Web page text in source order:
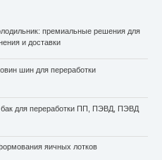
премиальные решения для
и доставки
шин для переработки
для переработки ПП, ПЭВД, ПЭВД
яичных лотков